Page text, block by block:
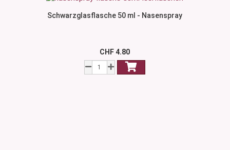
Schwarzglasflasche 50 ml - Nasenspray
CHF 4.80